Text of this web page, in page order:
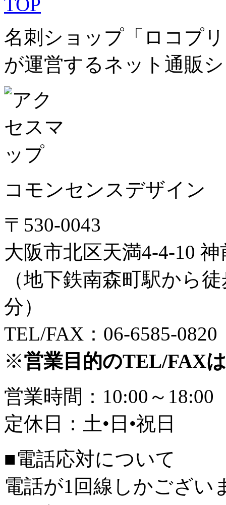
名刺ショップ「ロコプ
が運営するネット通販
コモンセンスデザイン
〒530-0043
大阪市北区天満4-4-10
（地下鉄南森町駅から
分）
TEL/FAX：06-6585-0820
※営業目的のTEL/FAX
営業時間：10:00～18:00
定休日：土•日•祝日
■電話応対について
電話が1回線しかござい